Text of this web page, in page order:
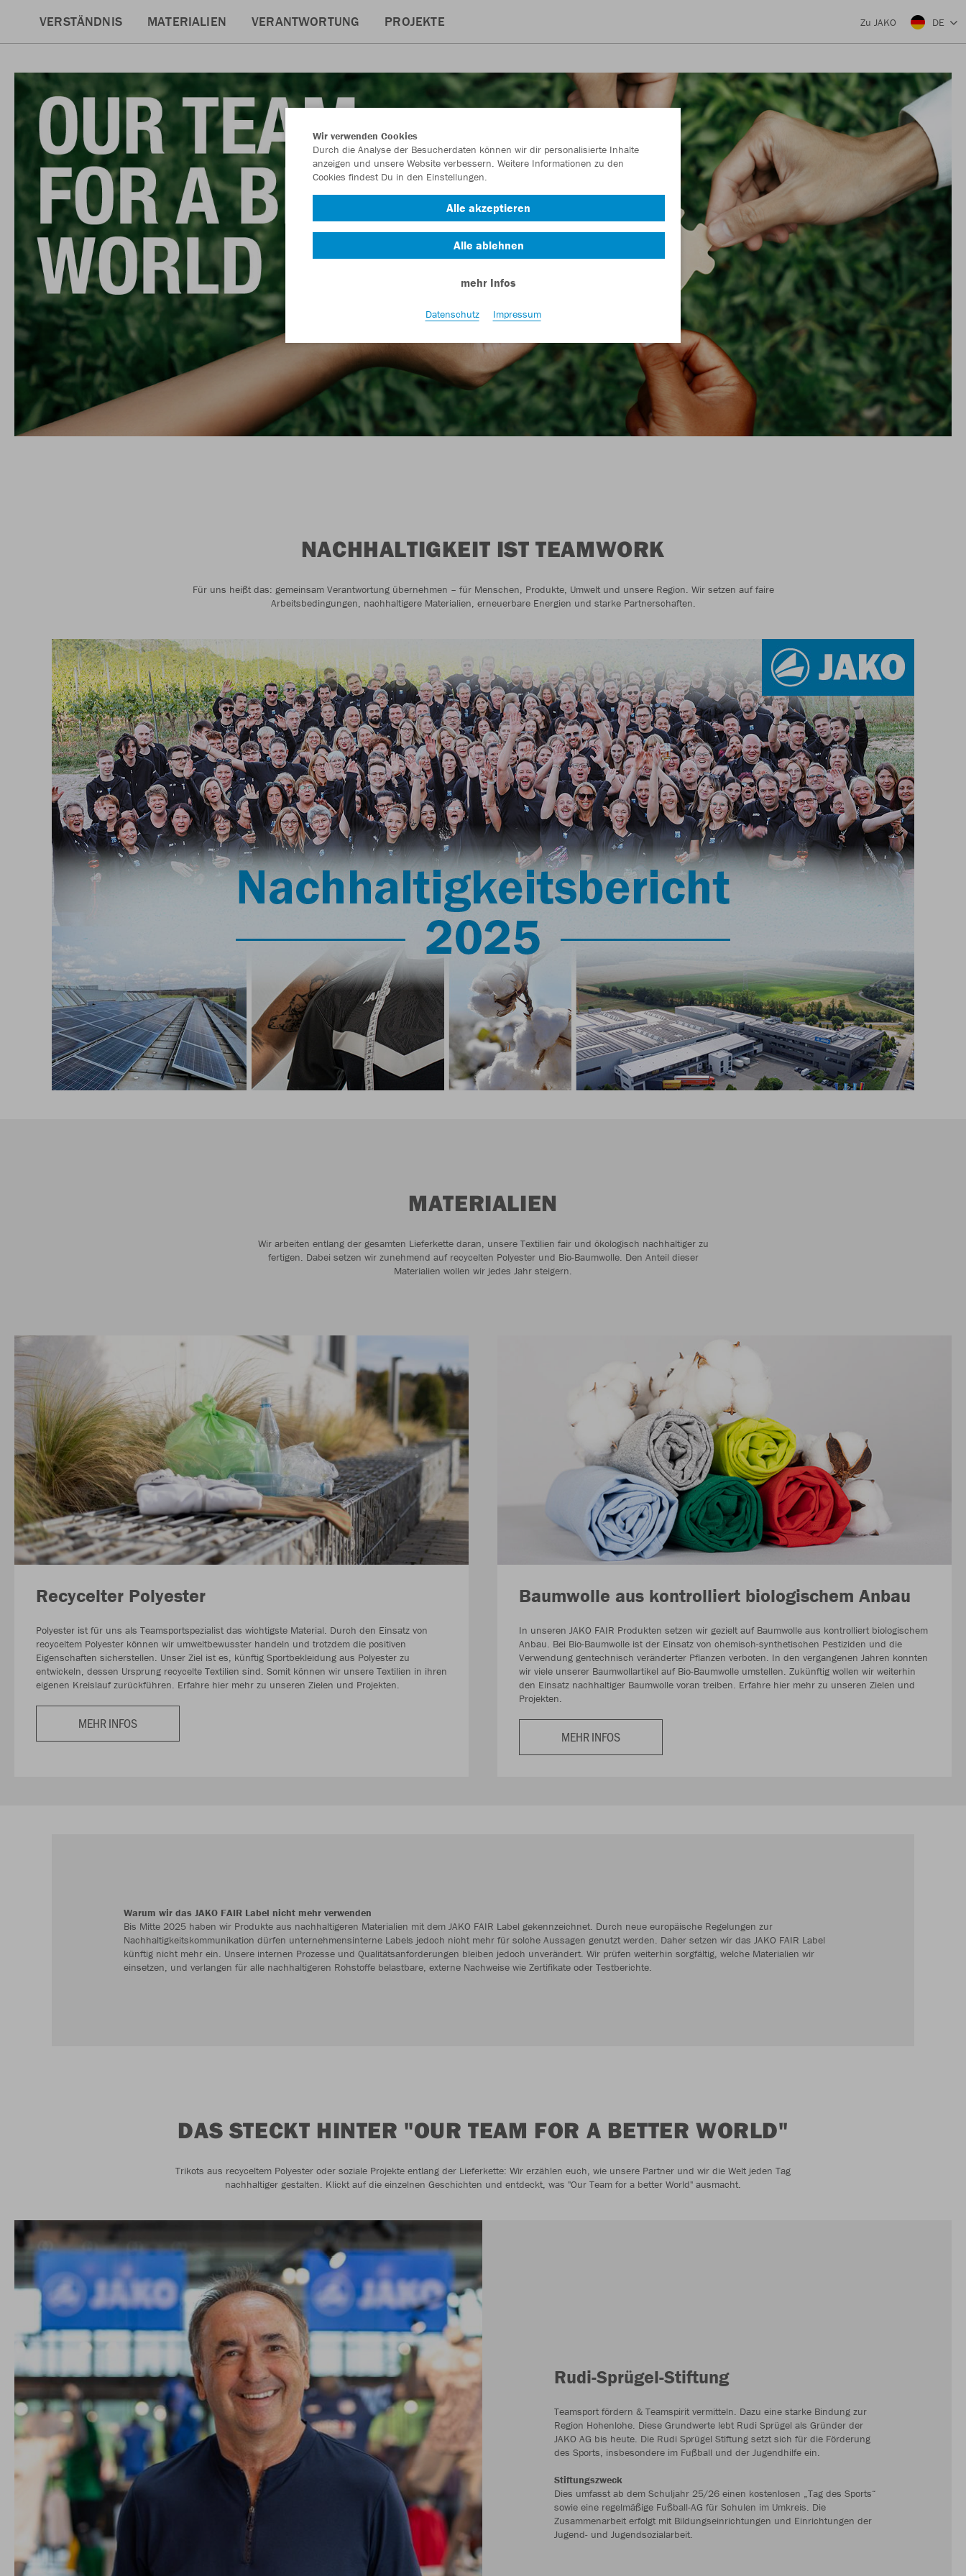
VERSTÄNDNIS MATERIALIEN VERANTWORTUNG PROJEKTE Zu JAKO DE
NACHHALTIGKEIT IST TEAMWORK
Für uns heißt das: gemeinsam Verantwortung übernehmen – für Menschen, Produkte, Umwelt und unsere Region. Wir setzen auf faire
Arbeitsbedingungen, nachhaltigere Materialien, erneuerbare Energien und starke Partnerschaften.
MATERIALIEN
Wir arbeiten entlang der gesamten Lieferkette daran, unsere Textilien fair und ökologisch nachhaltiger zu
fertigen. Dabei setzen wir zunehmend auf recycelten Polyester und Bio-Baumwolle. Den Anteil dieser
Materialien wollen wir jedes Jahr steigern.
Recycelter Polyester
Polyester ist für uns als Teamsportspezialist das wichtigste Material. Durch den Einsatz von
recyceltem Polyester können wir umweltbewusster handeln und trotzdem die positiven
Eigenschaften sicherstellen. Unser Ziel ist es, künftig Sportbekleidung aus Polyester zu
entwickeln, dessen Ursprung recycelte Textilien sind. Somit können wir unsere Textilien in ihren
eigenen Kreislauf zurückführen. Erfahre hier mehr zu unseren Zielen und Projekten.
MEHR INFOS
Baumwolle aus kontrolliert biologischem Anbau
In unseren JAKO FAIR Produkten setzen wir gezielt auf Baumwolle aus kontrolliert biologischem
Anbau. Bei Bio-Baumwolle ist der Einsatz von chemisch-synthetischen Pestiziden und die
Verwendung gentechnisch veränderter Pflanzen verboten. In den vergangenen Jahren konnten
wir viele unserer Baumwollartikel auf Bio-Baumwolle umstellen. Zukünftig wollen wir weiterhin
den Einsatz nachhaltiger Baumwolle voran treiben. Erfahre hier mehr zu unseren Zielen und
Projekten.
MEHR INFOS
Warum wir das JAKO FAIR Label nicht mehr verwenden
Bis Mitte 2025 haben wir Produkte aus nachhaltigeren Materialien mit dem JAKO FAIR Label gekennzeichnet. Durch neue europäische Regelungen zur
Nachhaltigkeitskommunikation dürfen unternehmensinterne Labels jedoch nicht mehr für solche Aussagen genutzt werden. Daher setzen wir das JAKO FAIR Label
künftig nicht mehr ein. Unsere internen Prozesse und Qualitätsanforderungen bleiben jedoch unverändert. Wir prüfen weiterhin sorgfältig, welche Materialien wir
einsetzen, und verlangen für alle nachhaltigeren Rohstoffe belastbare, externe Nachweise wie Zertifikate oder Testberichte.
DAS STECKT HINTER "OUR TEAM FOR A BETTER WORLD"
Trikots aus recyceltem Polyester oder soziale Projekte entlang der Lieferkette: Wir erzählen euch, wie unsere Partner und wir die Welt jeden Tag
nachhaltiger gestalten. Klickt auf die einzelnen Geschichten und entdeckt, was "Our Team for a better World" ausmacht.
JAKO beteiligt sich am Projekt zum Textilrecycling
wegweisende Projekt für die Kreislauffähigkeit der Textilindustrie wird vom
Bundesministerium für Forschung, Technologie und Raumfahrt (BMFTR)
gefördert. Ziel ist es, durch diverse Schlüsselinnovationen
Polyester/Baumwoll-Mischgewebe vollständig zu recyceln, um eine
nachhaltige Nutzung dieser Materialien zu ermöglichen.
Ganzheitliche Lösung im Fokus
Diese Innovationen zielen auf die Entsorgung und das Recycling von
Textilien, die Rückgewinnung von Fasern und Fremdfaseranteilen und die
Kreislaufschließung ab. Als Teil eines interdisziplinären Teams möchten wir
Wir verwenden Cookies
Durch die Analyse der Besucherdaten können wir dir personalisierte Inhalte
anzeigen und unsere Website verbessern. Weitere Informationen zu den
Cookies findest Du in den Einstellungen.
Alle akzeptieren
Alle ablehnen
mehr Infos
Datenschutz Impressum